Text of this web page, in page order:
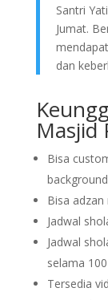
Santri
Jumat.
dan
Masjid
Bisa
Bisa
Jadwal
Jadwal
selama
Tersedia